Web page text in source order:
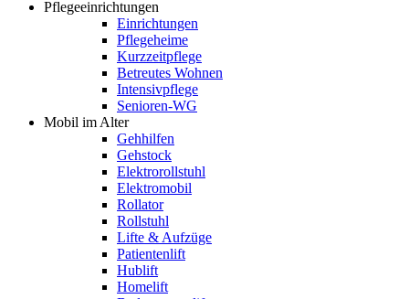
Pflegeeinrichtungen
Einrichtungen
Pflegeheime
Kurzzeitpflege
Betreutes Wohnen
Intensivpflege
Senioren-WG
Mobil im Alter
Gehhilfen
Gehstock
Elektrorollstuhl
Elektromobil
Rollator
Rollstuhl
Lifte & Aufzüge
Patientenlift
Hublift
Homelift